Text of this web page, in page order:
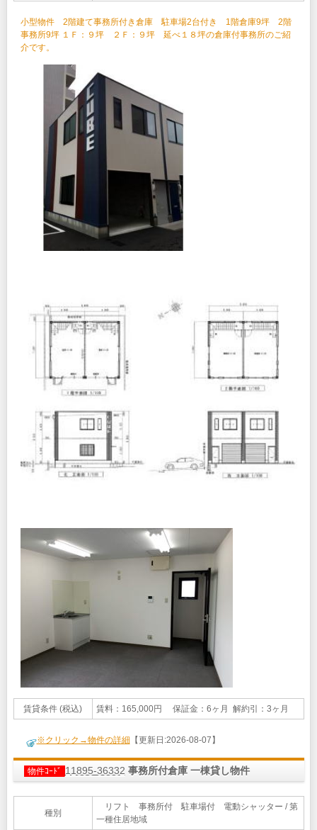
小型物件 2階建て事務所付き倉庫 駐車場2台付き 1階倉庫9坪 2階
事務所9坪 １Ｆ：９坪 ２Ｆ：９坪 延べ１８坪の倉庫付事務所のご紹
介です。
賃貸条件 (税込) 賃料：165,000円 保証金：6ヶ月 解約引：3ヶ月
※クリック→物件の詳細 【更新日:2026-08-07】
物件ｺｰﾄﾞ 11895-36332 事務所付倉庫 一棟貸し物件
種別
リフト 事務所付 駐車場付 電動シャッター / 第
一種住居地域